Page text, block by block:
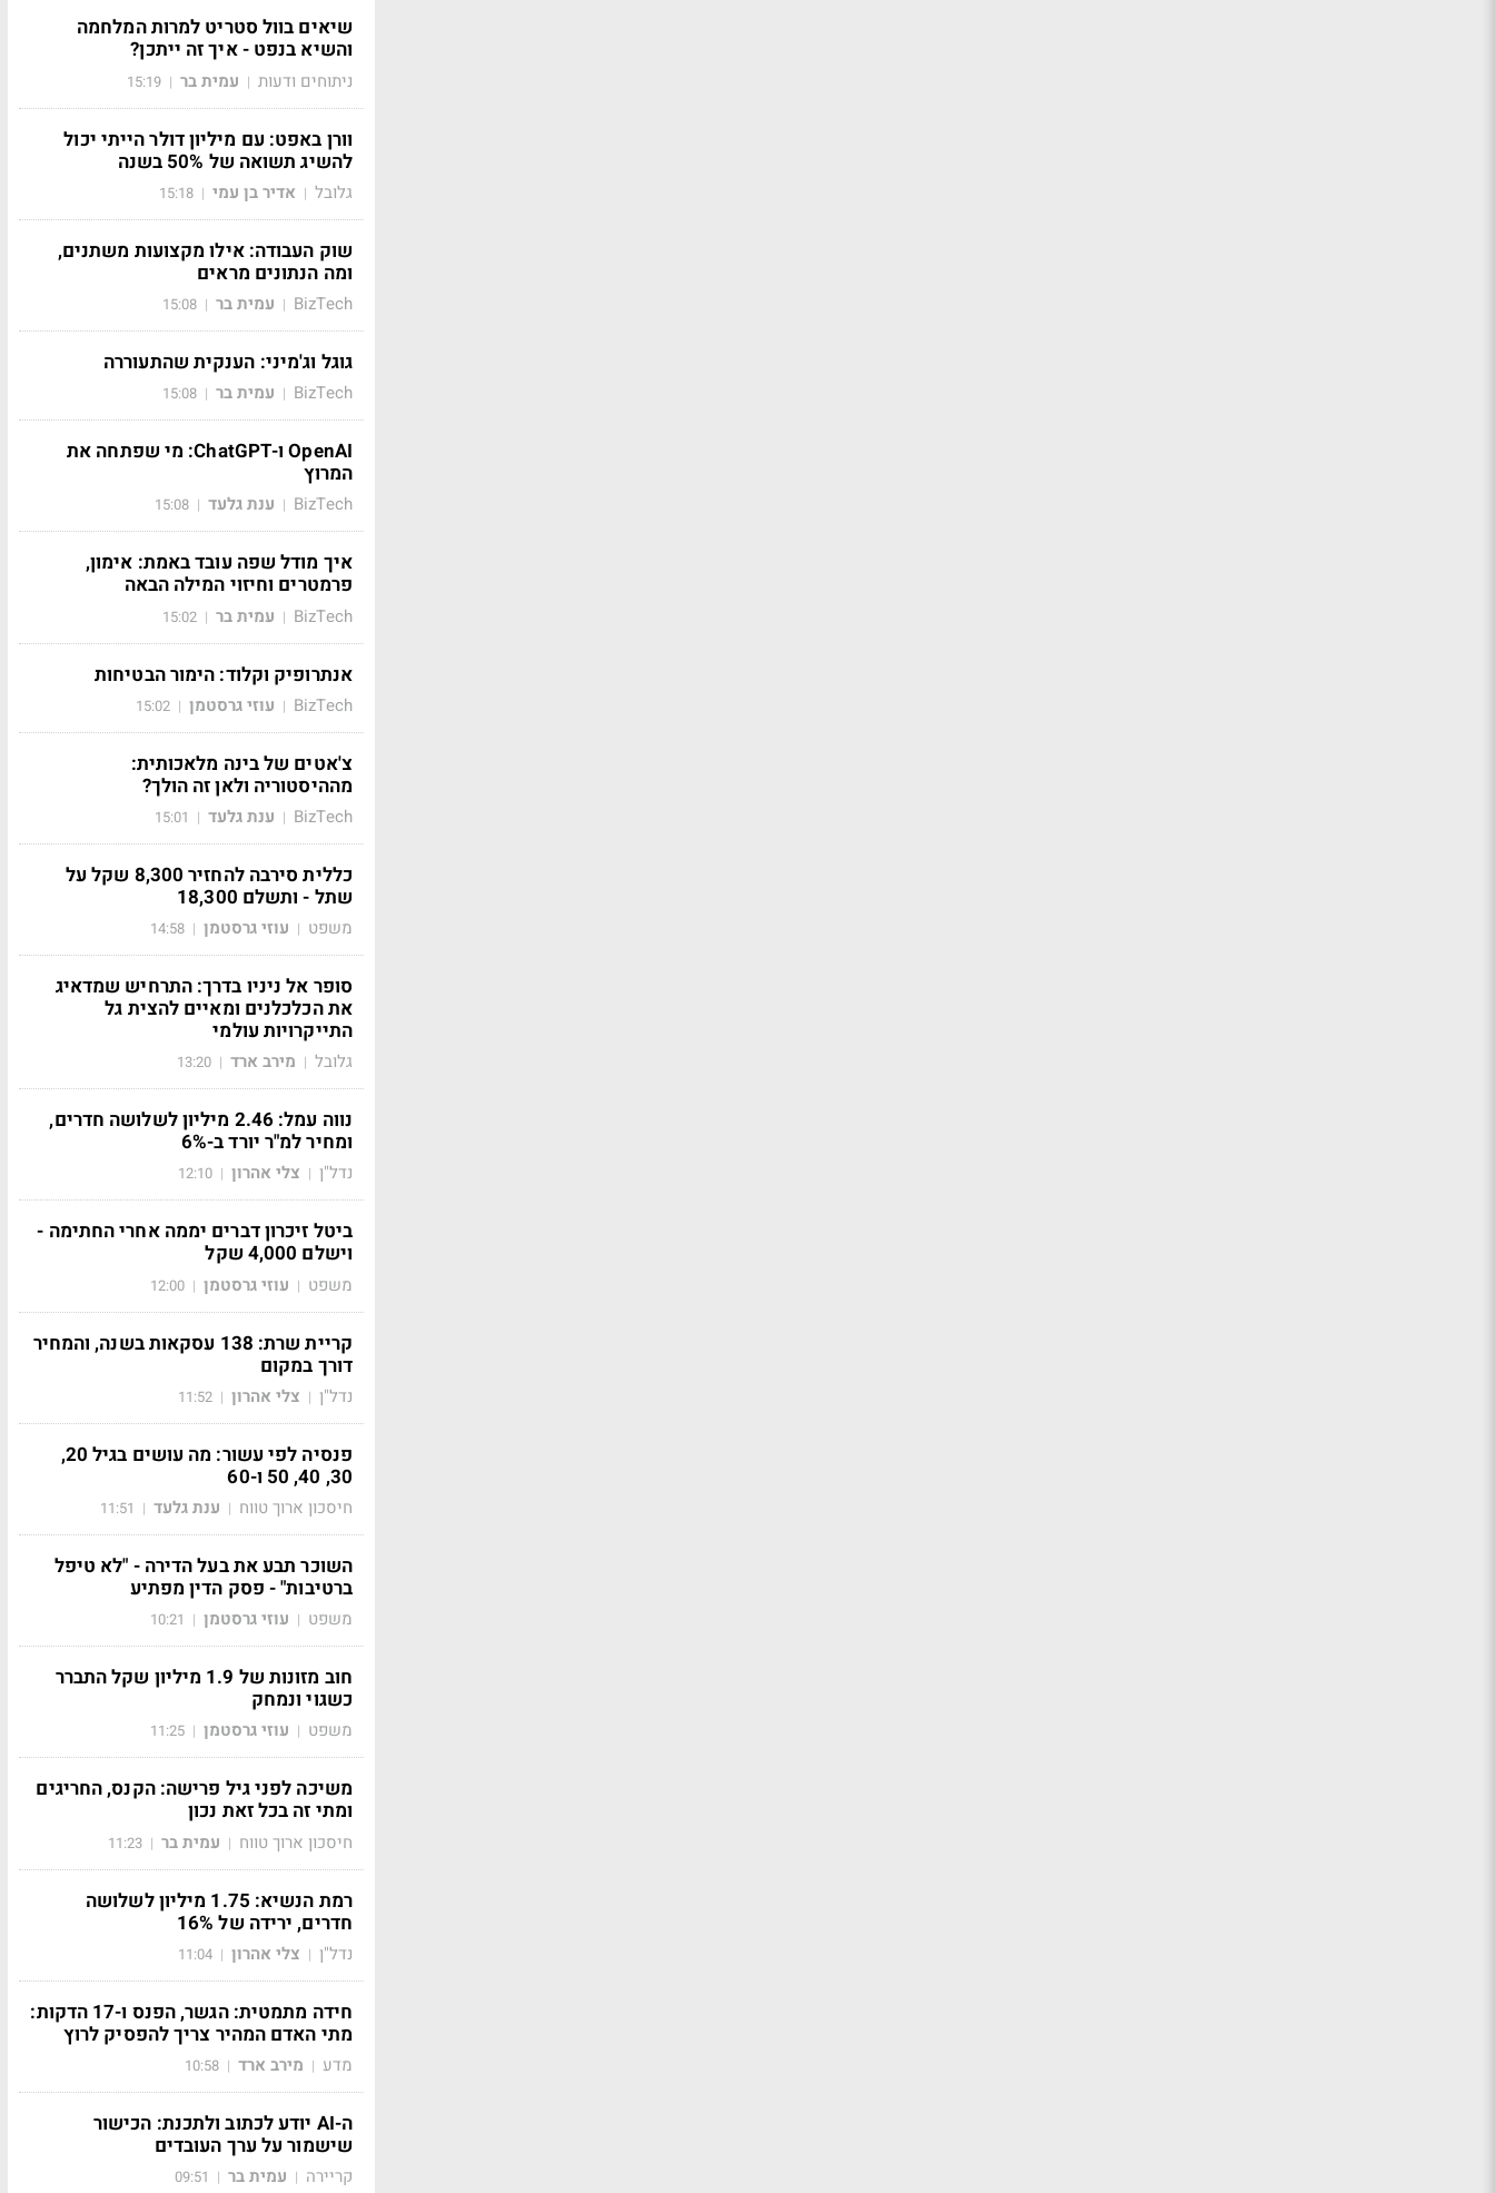
שיאים בוול סטריט למרות המלחמה
והשיא בנפט - איך זה ייתכן?
ניתוחים ודעות | עמית בר |
15:19
וורן באפט: עם מיליון דולר הייתי יכול
להשיג תשואה של 50% בשנה
גלובל | אדיר בן עמי |
15:18
שוק העבודה: אילו מקצועות משתנים,
ומה הנתונים מראים
BizTech
| עמית בר |
15:08
גוגל וג'מיני: הענקית שהתעוררה
BizTech
| עמית בר |
15:08
OpenAI ו-ChatGPT: מי שפתחה את
המרוץ
BizTech
| ענת גלעד |
15:08
איך מודל שפה עובד באמת: אימון,
פרמטרים וחיזוי המילה הבאה
BizTech
| עמית בר |
15:02
אנתרופיק וקלוד: הימור הבטיחות
BizTech
| עוזי גרסטמן |
15:02
צ'אטים של בינה מלאכותית:
מההיסטוריה ולאן זה הולך?
BizTech
| ענת גלעד |
15:01
כללית סירבה להחזיר 8,300 שקל על
שתל - ותשלם 18,300
משפט | עוזי גרסטמן |
14:58
סופר אל ניניו בדרך: התרחיש שמדאיג
את הכלכלנים ומאיים להצית גל
התייקרויות עולמי
גלובל | מירב ארד |
13:20
נווה עמל: 2.46 מיליון לשלושה חדרים,
ומחיר למ"ר יורד ב-6%
נדל"ן | צלי אהרון |
12:10
ביטל זיכרון דברים יממה אחרי החתימה -
וישלם 4,000 שקל
משפט | עוזי גרסטמן |
12:00
קריית שרת: 138 עסקאות בשנה, והמחיר
דורך במקום
נדל"ן | צלי אהרון |
11:52
פנסיה לפי עשור: מה עושים בגיל 20,
30, 40, 50 ו-60
חיסכון ארוך טווח | ענת גלעד |
11:51
השוכר תבע את בעל הדירה - "לא טיפל
ברטיבות" - פסק הדין מפתיע
משפט | עוזי גרסטמן |
10:21
חוב מזונות של 1.9 מיליון שקל התברר
כשגוי ונמחק
משפט | עוזי גרסטמן |
11:25
משיכה לפני גיל פרישה: הקנס, החריגים
ומתי זה בכל זאת נכון
חיסכון ארוך טווח | עמית בר |
11:23
רמת הנשיא: 1.75 מיליון לשלושה
חדרים, ירידה של 16%
נדל"ן | צלי אהרון |
11:04
חידה מתמטית: הגשר, הפנס ו-17 הדקות:
מתי האדם המהיר צריך להפסיק לרוץ
מדע | מירב ארד |
10:58
ה-AI יודע לכתוב ולתכנת: הכישור
שישמור על ערך העובדים
קריירה | עמית בר |
09:51